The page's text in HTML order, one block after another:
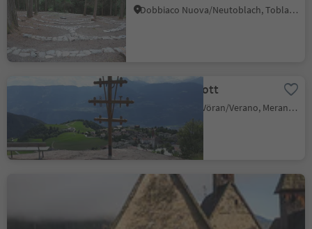
Dobbiaco Nuova/Neutoblach, Toblach/Dobbiaco, Dolomites Region 3 Zinnen
Beimstein Knott
Verano/Vöran, Vöran/Verano, Meran/Merano and environs
Trechiese
Barbiano/Dreikirchen
Barbian